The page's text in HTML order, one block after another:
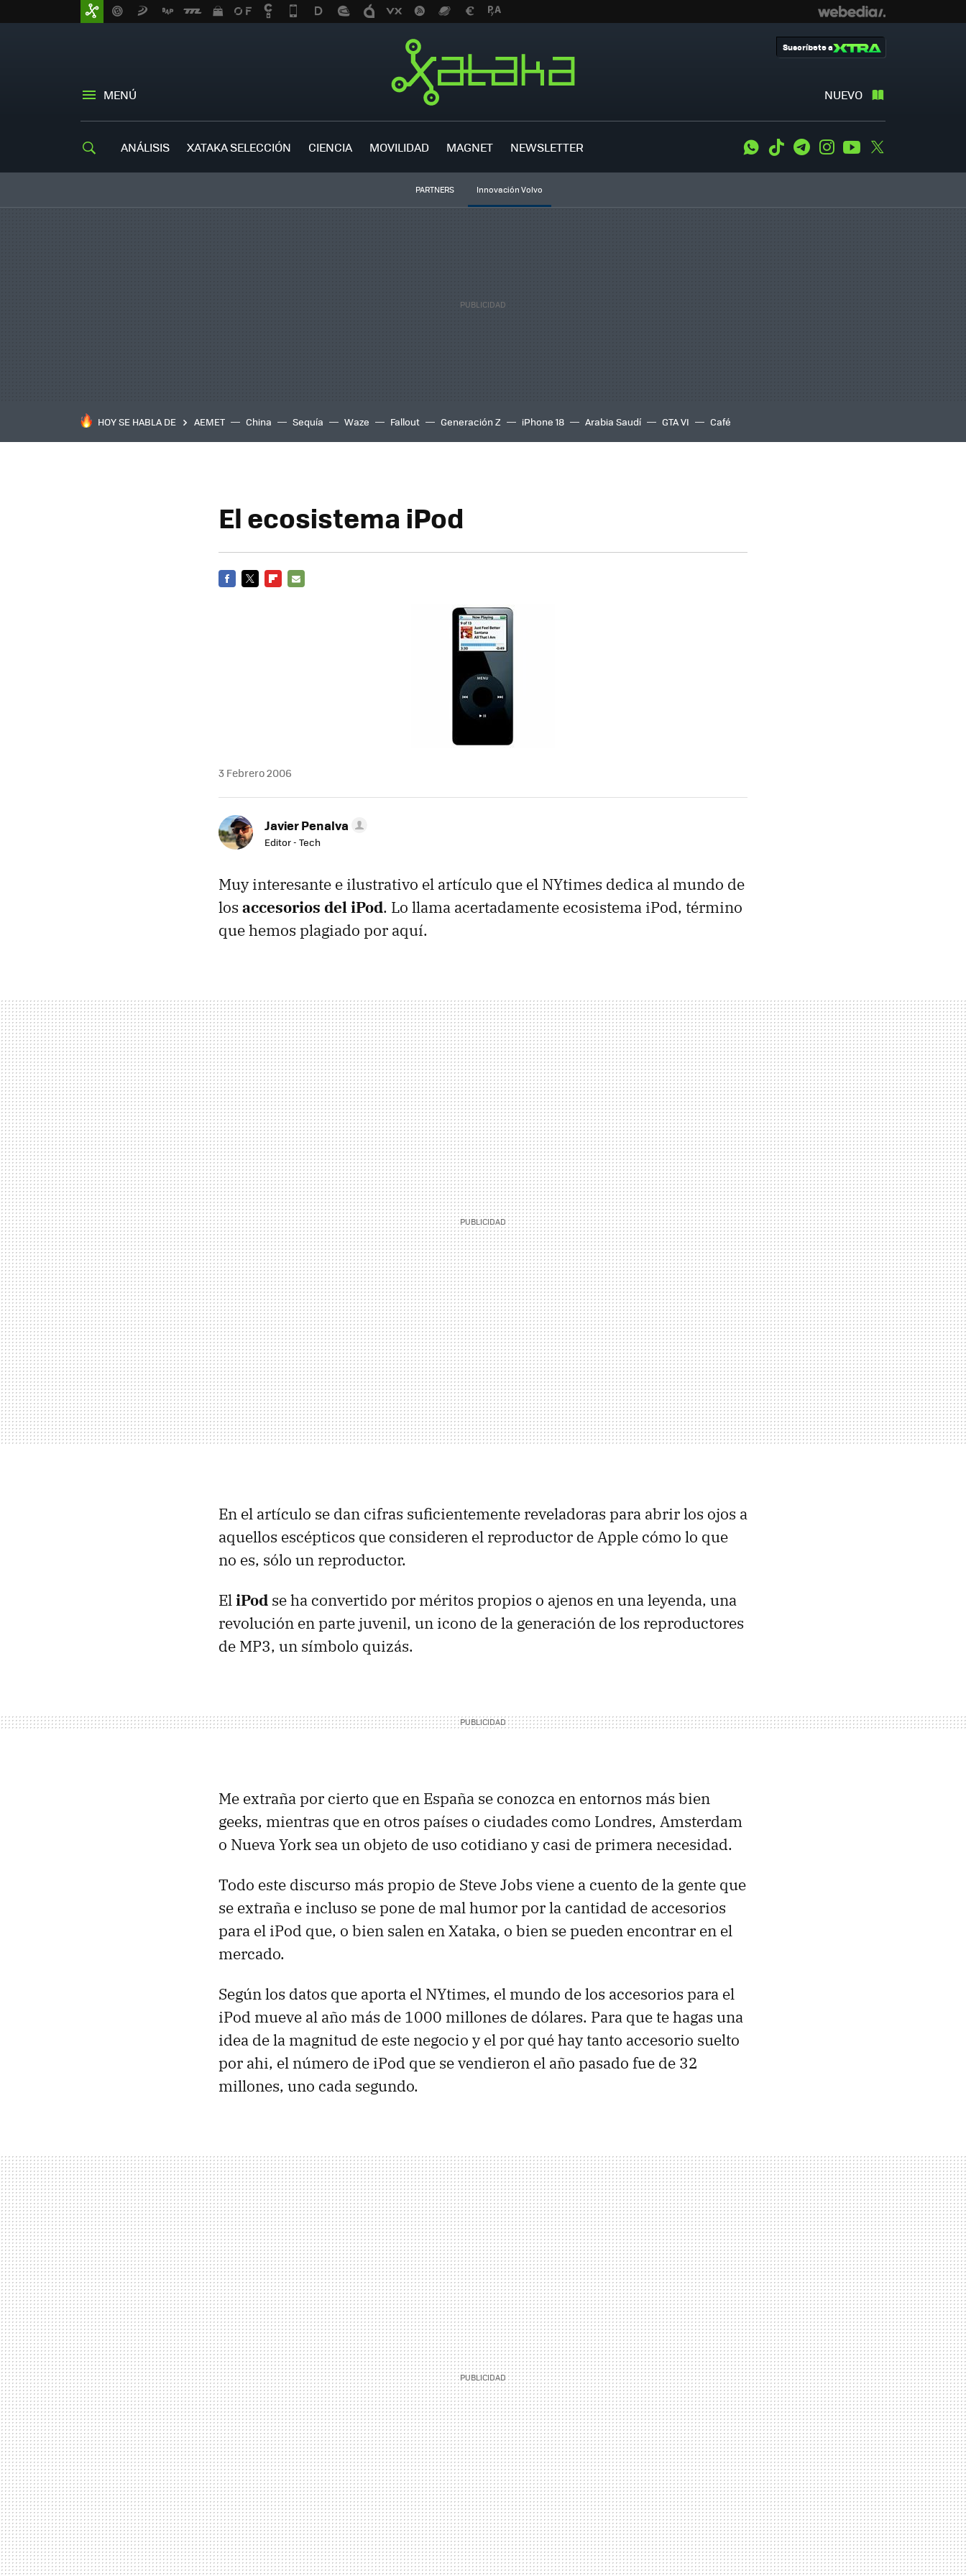
MENÚ NUEVO
Suscríbete a
ANÁLISIS XATAKA SELECCIÓN CIENCIA MOVILIDAD MAGNET NEWSLETTER WhatsApp
Tiktok TelegramInstagramYoutube
PARTNERS Innovación Volvo
HOY SE HABLA DE AEMET China Sequía Waze Fallout Generación Z iPhone 18 Arabia Saudí GTA VI Café
El ecosistema iPod
3 Febrero 2006
Javier Penalva
Editor - Tech
Muy interesante e ilustrativo el artículo que el NYtimes dedica al mundo de
los accesorios del iPod. Lo llama acertadamente ecosistema iPod, término
que hemos plagiado por aquí.
En el artículo se dan cifras suficientemente reveladoras para abrir los ojos a
aquellos escépticos que consideren el reproductor de Apple cómo lo que
no es, sólo un reproductor.
EliPod se ha convertido por méritos propios o ajenos en una leyenda, una
revolución en parte juvenil, un icono de la generación de los reproductores
de MP3, un símbolo quizás.
Me extraña por cierto que en España se conozca en entornos más bien
geeks, mientras que en otros países o ciudades como Londres, Amsterdam
o Nueva York sea un objeto de uso cotidiano y casi de primera necesidad.
Todo este discurso más propio de Steve Jobs viene a cuento de la gente que
se extraña e incluso se pone de mal humor por la cantidad de accesorios
para el iPod que, o bien salen en Xataka, o bien se pueden encontrar en el
mercado.
Según los datos que aporta el NYtimes, el mundo de los accesorios para el
iPod mueve al año más de 1000 millones de dólares. Para que te hagas una
idea de la magnitud de este negocio y el por qué hay tanto accesorio suelto
por ahi, el número de iPod que se vendieron el año pasado fue de 32
millones, uno cada segundo.